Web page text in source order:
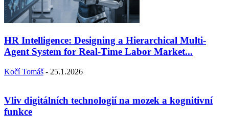
HR Intelligence: Designing a Hierarchical Multi-
Agent System for Real-Time Labor Market...
Kočí Tomáš - 25.1.2026
Vliv digitálních technologií na mozek a kognitivní
funkce